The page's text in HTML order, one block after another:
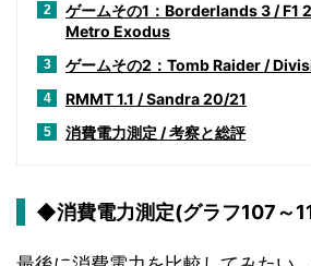
2
ゲームその1：Borderlands 3 / F1
Metro Exodus
3 ゲームその2：Tomb Raider /
4 RMMT 1.1 / Sandra 20/21
5 消費電力測定 / 考察と総評
◆消費電力測定(グラフ107～